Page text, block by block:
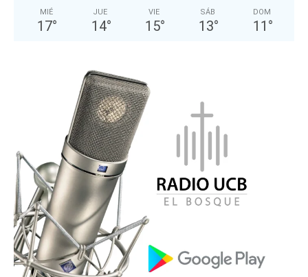
MIÉ
17°
JUE
14°
VIE
15°
SÁB
13°
DOM
11 °